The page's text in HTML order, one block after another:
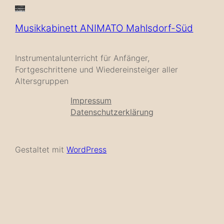
Musikkabinett ANIMATO Mahlsdorf-Süd
Instrumentalunterricht für Anfänger,
Fortgeschrittene und Wiedereinsteiger aller
Altersgruppen
Impressum
Datenschutzerklärung
Gestaltet mitWordPress